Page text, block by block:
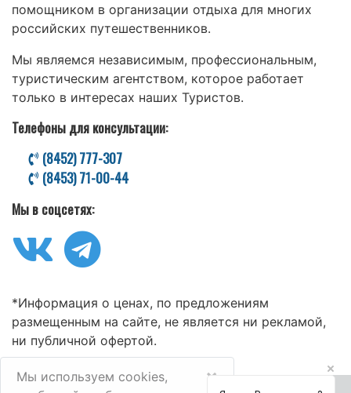
помощником в организации отдыха для многих
российских путешественников.
Мы являемся независимым, профессиональным,
туристическим агентством, которое работает
только в интересах наших Туристов.
Телефоны для консультации:
(8452) 777-307
(8453) 71-00-44
Мы в соцсетях:
*Информация о ценах, по предложениям
размещенным на сайте, не является ни рекламой,
ни публичной офертой.
Мы используем cookies,
×